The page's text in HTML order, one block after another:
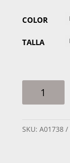
COLOR
TALLA
HOMBRE
01KCABC
SKU: A01738